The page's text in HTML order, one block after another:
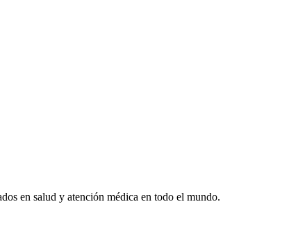
en salud y atención médica en todo el mundo.